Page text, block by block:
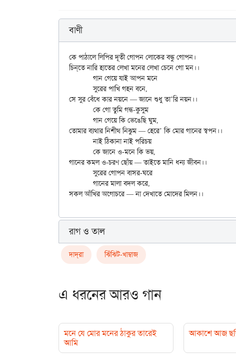
বাণী
কে পাঠালে লিপির দূতী গোপন লোকের বন্ধু গোপন।
চিন্‌তে নারি হাতের লেখা মনের লেখা চেনে গো মন।।
	সুরের পাখি গহন বনে,
সে সুর বেঁধে কার নয়নে — জানে শুধু তা’রি নয়ন।।
তোমার ব্যথার নিশীথ নিঝুম — হেরে’ কি মোর গানের স্বপন।।
	নাই ঠিকানা নাই পরিচয়
গানের কমল ও-চরণ ছোঁয় — তাইতে মানি ধন্য জীবন।।
	সুরের গোপন বাসর-ঘরে
রাগ ও তাল
দাদ্‌রা ঝিঁঝিট-খাম্বাজ
এ ধরনের আরও গান
মনে যে মোর মনের ঠাকুর তারেই
আমি
আকাশে আজ